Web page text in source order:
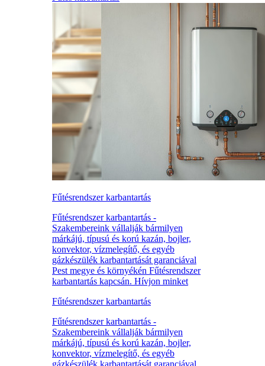
Fűtésrendszer karbantartás
Fűtésrendszer karbantartás -
Szakembereink vállalják bármilyen
márkájú, típusú és korú kazán, bojler,
konvektor, vízmelegítő, és egyéb
gázkészülék karbantartását garanciával
Pest megye és környékén Fűtésrendszer
karbantartás kapcsán. Hívjon minket
Fűtésrendszer karbantartás
Fűtésrendszer karbantartás -
Szakembereink vállalják bármilyen
márkájú, típusú és korú kazán, bojler,
konvektor, vízmelegítő, és egyéb